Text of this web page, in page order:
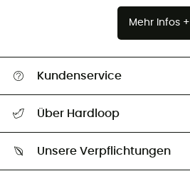
Mehr Infos +
Kundenservice
Größentabelle
Über Hardloop
Unsere Verpflichtungen